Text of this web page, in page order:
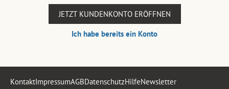
JETZT KUNDENKONTO ERÖFFNEN
Ich habe bereits ein Konto
KontaktImpressumAGBDatenschutzHilfeNewsletter